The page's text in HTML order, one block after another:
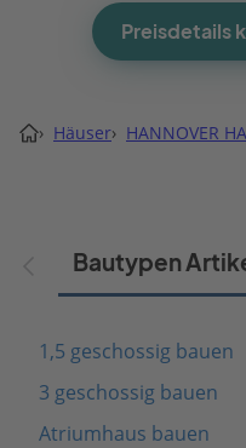
Preisdetails
› Häuser› HANNOVER
Bautypen
1,5 geschossig bauen
3 geschossig bauen
Atriumhaus bauen